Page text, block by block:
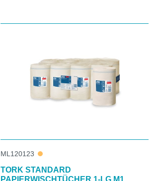
ML120123
TORK STANDARD
PAPIERWISCHTÜCHER 1-LG M1